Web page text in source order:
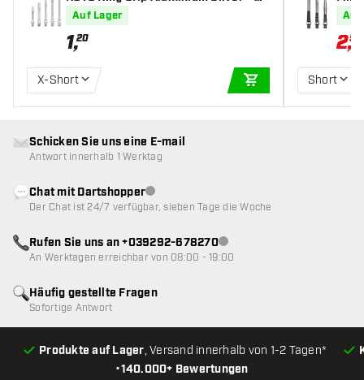
rt Shafts
Auf Lager
1,20
X-Short
IN DEN
d
Auf
2,51
Short
•140.000+ Bewertungen
Produkte auf Lager, Versand innerhalb von 1-2 Tagen*
Häufig gestellte Fragen
Sofortige Antwort
Schicken Sie uns eine E-mail
Antwort innerhalb 1 Werktag
Chat mit DartshopperKundenservice nicht verfügbar
Der Chat ist 24/7 verfügbar, sieben Tage die Woche
Rufen Sie uns an +039292-678270Kundenservice nicht
An Werktagen erreichbar von 08:00 - 19:00